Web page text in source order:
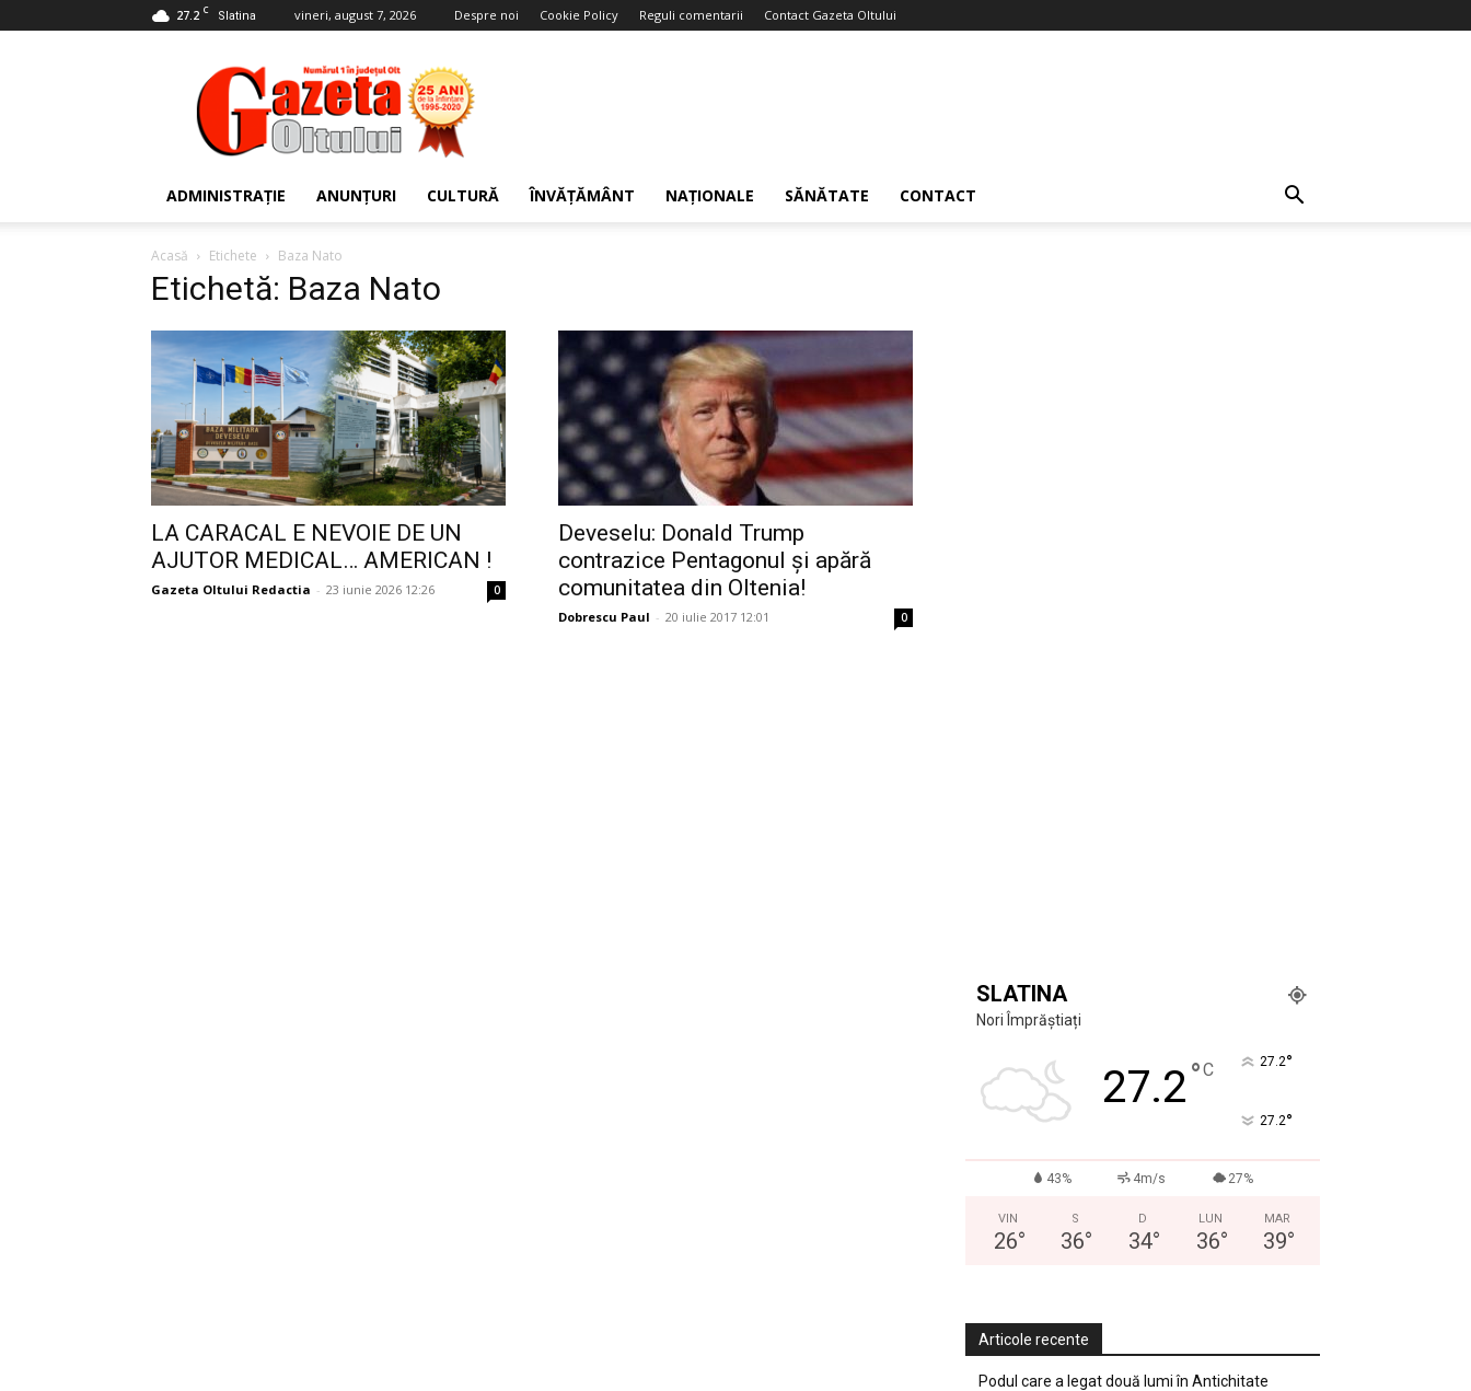
27.2 C Slatina vineri, august 7, 2026 Despre noi Cookie Policy Reguli comentarii Contact Gazeta Oltului
Gazeta
Oltului
ADMINISTRAȚIE ANUNȚURI CULTURĂ ÎNVĂȚĂMÂNT NAȚIONALE SĂNĂTATE CONTACT
Acasă Etichete Baza Nato
Etichetă: Baza Nato
LA CARACAL E NEVOIE DE UN
AJUTOR MEDICAL… AMERICAN !
Gazeta Oltului Redactia - 23 iunie 2026 12:26 0
Deveselu: Donald Trump
contrazice Pentagonul și apără
comunitatea din Oltenia!
Dobrescu Paul - 20 iulie 2017 12:01 0
SLATINA
Nori Împrăștiați
27.2°C 27.2°
27.2°
43% 4m/s 27%
VIN
26°
S
36°
D
34°
LUN
36°
MAR
39°
Articole recente
Podul care a legat două lumi în Antichitate